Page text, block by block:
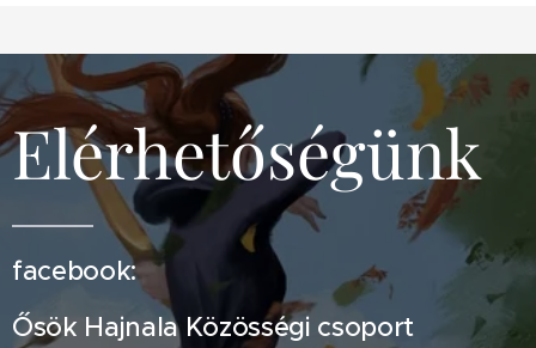
Elérhetőségünk
facebook:
Ősök Hajnala Közösségi csoport